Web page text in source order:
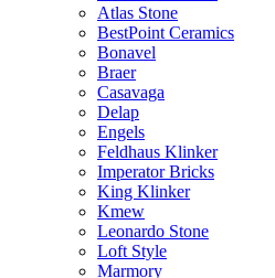
Atlas Stone
BestPoint Ceramics
Bonavel
Braer
Casavaga
Delap
Engels
Feldhaus Klinker
Imperator Bricks
King Klinker
Kmew
Leonardo Stone
Loft Style
Marmory